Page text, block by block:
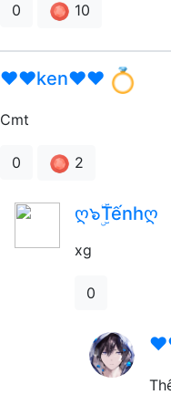
0 10
❤️❤️ken❤️❤️
Cmt
0 2
ღ๖ۣۜTếnhღ
xg
0